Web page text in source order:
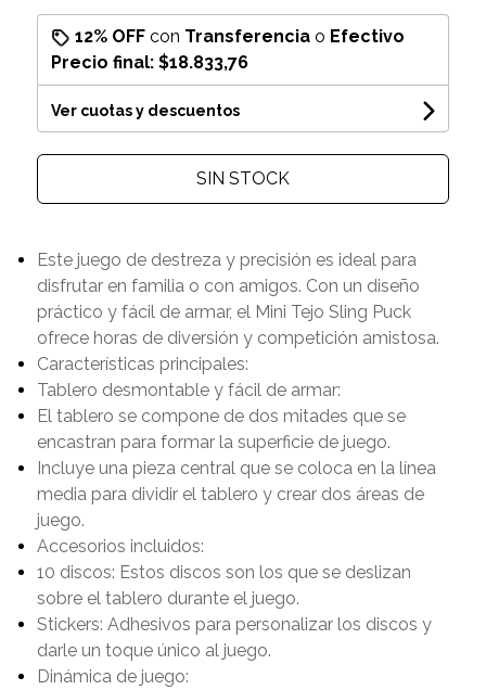
12% OFFcon Transferenciao Efectivo
Precio final: $18.833,76
Ver cuotas y descuentos
SIN STOCK
Este juego de destreza y precisión es ideal para
disfrutar en familia o con amigos. Con un diseño
práctico y fácil de armar, el Mini Tejo Sling Puck
ofrece horas de diversión y competición amistosa.
Características principales:
Tablero desmontable y fácil de armar:
El tablero se compone de dos mitades que se
encastran para formar la superficie de juego.
Incluye una pieza central que se coloca en la línea
media para dividir el tablero y crear dos áreas de
juego.
Accesorios incluidos:
10 discos: Estos discos son los que se deslizan
sobre el tablero durante el juego.
Stickers: Adhesivos para personalizar los discos y
darle un toque único al juego.
Dinámica de juego: